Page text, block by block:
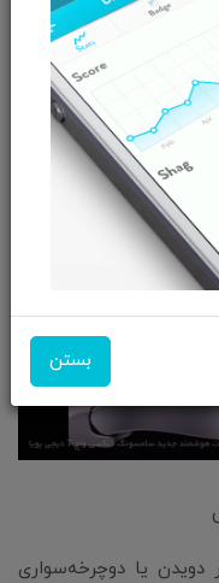
بستن
داده‌های ارائه شده
در تشخیص اختلالات
دویدن یا دوچرخه‌سواری